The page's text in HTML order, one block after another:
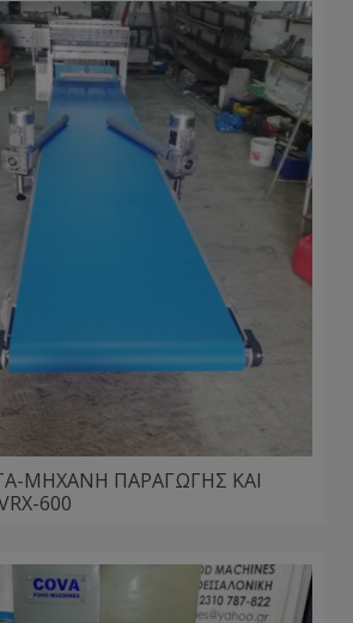
ΜΗΧΑΝΗ ΠΑΡΑΓΩΓΗΣ ΚΑΙ
600